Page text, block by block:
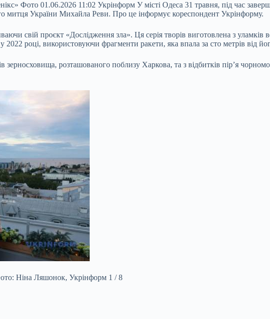
Фото 01.06.2026 11:02 Укрінформ У місті Одеса 31 травня, під час
митця України Михайла Реви. Про це інформує кореспондент Укрінформу.
свій проєкт «Дослідження зла». Ця серія творів виготовлена з уламків
році, використовуючи фрагменти ракети, яка впала за сто метрів від
розташованого поблизу Харкова, та з відбитків пір’я
Ніна Ляшонок, Укрінформ 1 / 8